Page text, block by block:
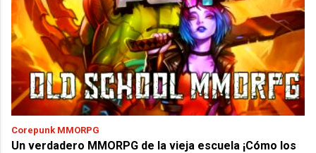
Corepunk MMORPG
Un verdadero MMORPG de la vieja escuela ¡Cómo los